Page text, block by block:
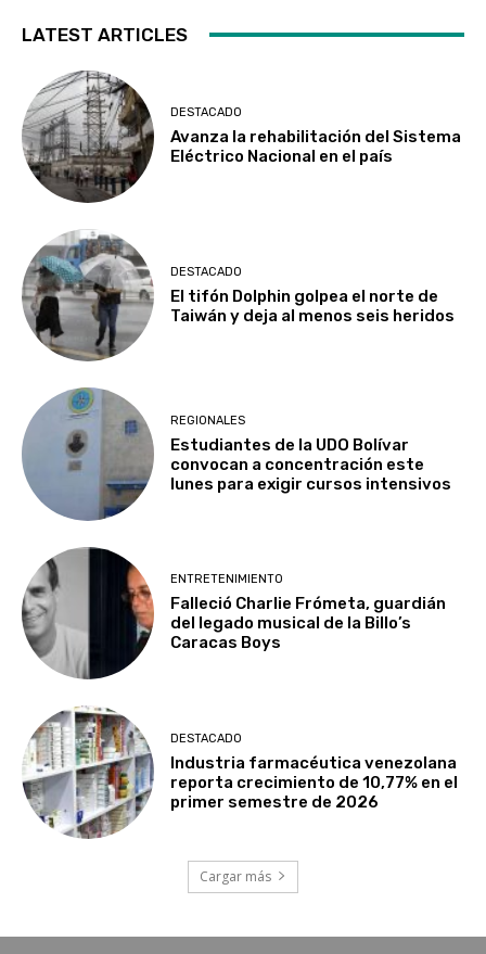
LATEST ARTICLES
DESTACADO
Avanza la rehabilitación del Sistema
Eléctrico Nacional en el país
DESTACADO
El tifón Dolphin golpea el norte de
Taiwán y deja al menos seis heridos
REGIONALES
Estudiantes de la UDO Bolívar
convocan a concentración este
lunes para exigir cursos intensivos
ENTRETENIMIENTO
Falleció Charlie Frómeta, guardián
del legado musical de la Billo’s
Caracas Boys
DESTACADO
Industria farmacéutica venezolana
reporta crecimiento de 10,77% en el
primer semestre de 2026
Cargar más